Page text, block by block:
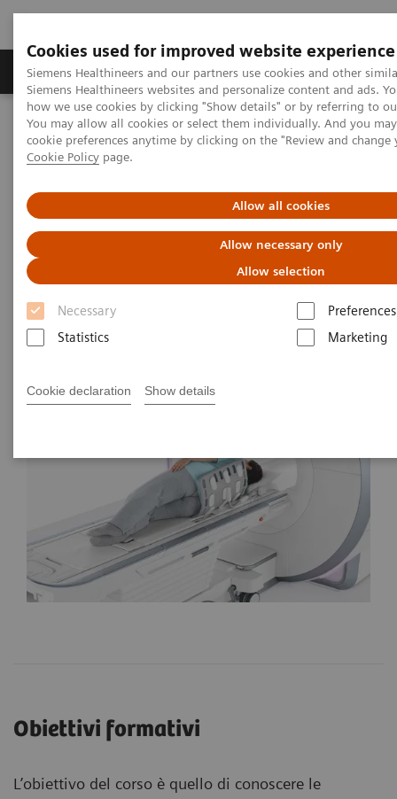
Cookies used for improved website experience
Siemens Healthineers and our partners use cookies and other
Siemens Healthineers websites and personalize content and ads.
how we use cookies by clicking "Show details" or by referring to
You may allow all cookies or select them individually. And you
cookie preferences anytime by clicking on the "Review and
Cookie Policy page.
Allow all cookies
Allow necessary only
Allow selection
Necessary
Preferences
Statistics
Marketing
Cookie declaration Show details
Soluzioni e servizi Insights La nostra
Home Education & Training
Corsi di formazione In-Vivo
Le sequenze e le diverse applicazioni dell'imaging in MR
Le sequenze e le diverse
applicazioni dell'imaging in MR
Obiettivi formativi
L’obiettivo del corso è quello di conoscere le